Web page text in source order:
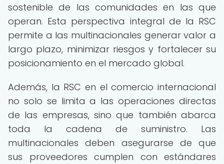
sostenible de las comunidades en las que
operan. Esta perspectiva integral de la RSC
permite a las multinacionales generar valor a
largo plazo, minimizar riesgos y fortalecer su
posicionamiento en el mercado global.
Además, la RSC en el comercio internacional
no solo se limita a las operaciones directas
de las empresas, sino que también abarca
toda la cadena de suministro. Las
multinacionales deben asegurarse de que
sus proveedores cumplen con estándares